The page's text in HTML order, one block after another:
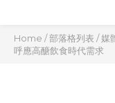
Home /部落格列表 /媒
呼應高醣飲食時代需求